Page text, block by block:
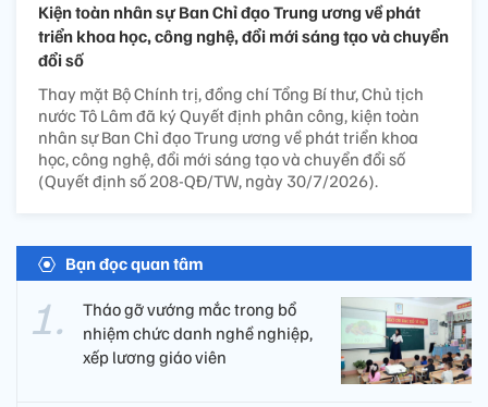
Kiện toàn nhân sự Ban Chỉ đạo Trung ương về phát
triển khoa học, công nghệ, đổi mới sáng tạo và chuyển
đổi số
Thay mặt Bộ Chính trị, đồng chí Tổng Bí thư, Chủ tịch
nước Tô Lâm đã ký Quyết định phân công, kiện toàn
nhân sự Ban Chỉ đạo Trung ương về phát triển khoa
học, công nghệ, đổi mới sáng tạo và chuyển đổi số
(Quyết định số 208-QĐ/TW, ngày 30/7/2026).
Bạn đọc quan tâm
Tháo gỡ vướng mắc trong bổ
nhiệm chức danh nghề nghiệp,
xếp lương giáo viên